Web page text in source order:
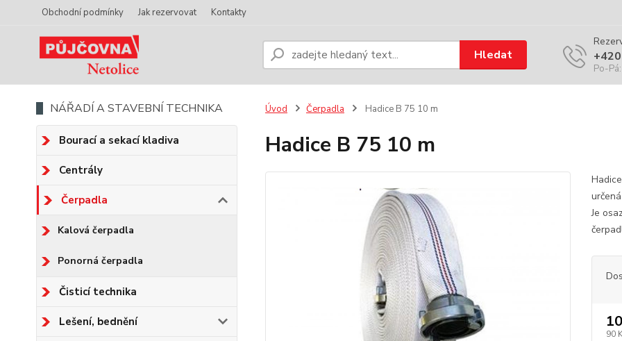
Obchodní podmínky Jak rezervovat Kontakty
Hledat
Po-
NÁŘADÍ A STAVEBNÍ TECHNIKA
Bourací a sekací kladiva
Centrály
Čerpadla
Kalová čerpadla
Ponorná čerpadla
Čisticí technika
Lešení, bednění
Úvod Čerpadla Hadice B 75 10 m
Hadice B 75 10 m
Je
90